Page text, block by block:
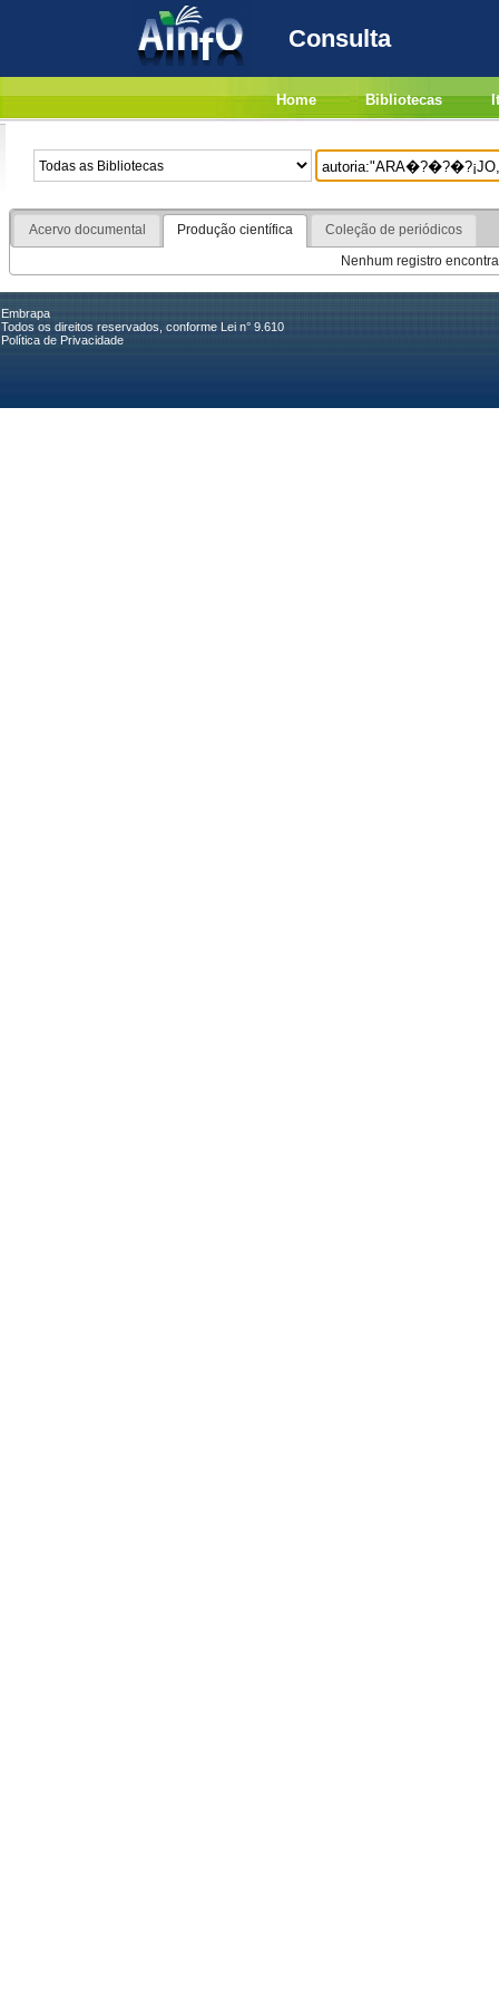
Consulta
Home Bibliotecas
Acervo documental Produção científica
Coleção de periódicos
Nenhum registro
Embrapa
Todos os direitos reservados, conforme Lei n° 9.610
Política de Privacidade